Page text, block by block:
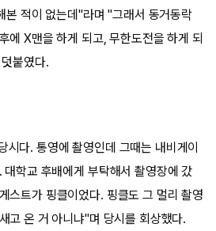
본 적이 없는데"라며 "그래서 동거동락
에 X맨을 하게 되고, 무한도전을 하게 되
붙였다.
시다. 통영에 촬영인데 그때는 내비게이
학교 후배에게 부탁해서 촬영장에 갔
스트가 핑클이었다. 핑클도 그 멀리 촬영
고 온 거 아니냐"며 당시를 회상했다.